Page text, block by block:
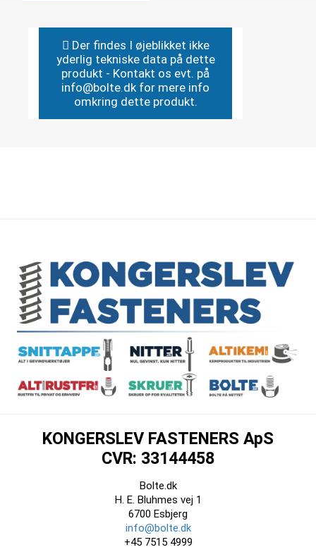
Der findes I øjeblikket ikke
yderlig tekniske data på dette
produkt - Kontakt os evt. på
info@bolte.dk for mere info
omkring dette produkt.
KONGERSLEV FASTENERS ApS
CVR: 33144458
Bolte.dk
H. E. Bluhmes vej 1
6700 Esbjerg
info@bolte.dk
+45 7515 4999